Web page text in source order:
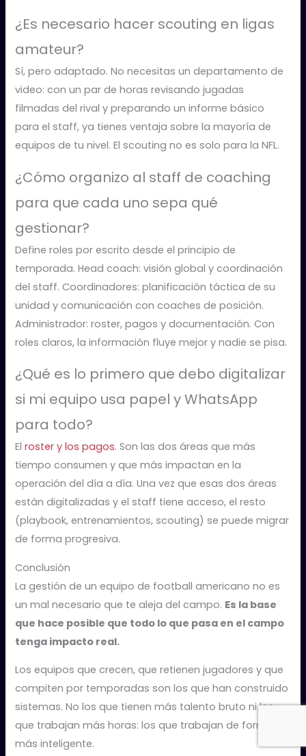
¿Es necesario hacer scouting en ligas
amateur?
Sí, pero adaptado. No necesitas un departamento de
video: con un par de horas revisando jugadas
filmadas del rival y preparando un informe básico
para el staff, ya tienes ventaja sobre la mayoría de
equipos de tu nivel. El scouting no es solo para la NFL.
¿Cómo organizo al staff de coaching
para que cada uno sepa qué
gestionar?
Define roles por escrito desde el principio de
temporada. Head coach: visión global y coordinación
del staff. Coordinadores: planificación táctica de su
unidad y comunicación con coaches de posición.
Administrador: roster, pagos y documentación. Con
roles claros, la información fluye mejor y nadie se pisa.
¿Qué es lo primero que debo digitalizar
si mi equipo usa papel y WhatsApp
para todo?
Elroster y los pagos. Son las dos áreas que más
tiempo consumen y que más impactan en la
operación del día a día. Una vez que esas dos áreas
están digitalizadas y el staff tiene acceso, el resto
(playbook, entrenamientos, scouting) se puede migrar
de forma progresiva.
Conclusión
La gestión de un equipo de football americano no es
un mal necesario que te aleja del campo. Es la base
que hace posible que todo lo que pasa en el campo
tenga impacto real.
Los equipos que crecen, que retienen jugadores y que
compiten por temporadas son los que han construido
sistemas. No los que tienen más talento bruto ni los
que trabajan más horas: los que trabajan de forma
más inteligente.